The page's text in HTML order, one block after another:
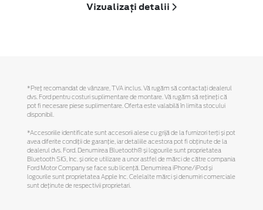
Vizualizați detalii
*Preţ recomandat de vânzare, TVA inclus. Vă rugăm să contactaţi dealerul
dvs. Ford pentru costuri suplimentare de montare. Vă rugăm să reţineţi că
pot fi necesare piese suplimentare. Oferta este valabilă în limita stocului
disponibil.
*Accesoriile identificate sunt accesorii alese cu grijă de la furnizori terți și pot
avea diferite condiții de garanție, iar detaliile acestora pot fi obținute de la
dealerul dvs. Ford. Denumirea Bluetooth® și logourile sunt proprietatea
Bluetooth SIG, Inc. și orice utilizare a unor astfel de mărci de către compania
Ford Motor Company se face sub licență. Denumirea iPhone/iPod și
logourile sunt proprietatea Apple Inc. Celelalte mărci și denumiri comerciale
sunt deținute de respectivii proprietari.